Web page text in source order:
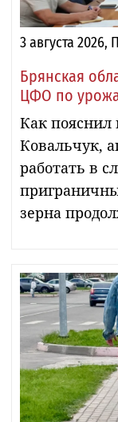
3 августа 2026,
Брянская
ЦФО по
Как пояснил
Ковальчук,
работать в
зерна